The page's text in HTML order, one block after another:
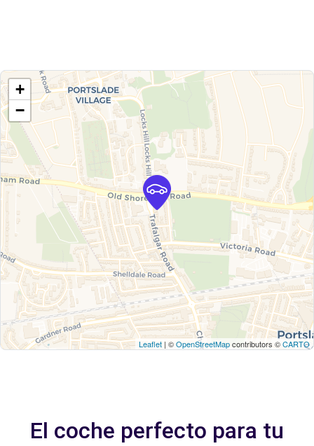
+
−
Leaflet | ©OpenStreetMapcontributors ©CARTO
El coche perfecto para tu